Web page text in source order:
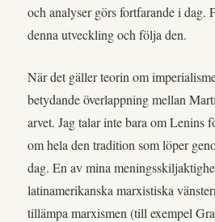
och analyser görs fortfarande i dag.
denna utveckling och följa den.
När det gäller teorin om
betydande överlappning mellan
arvet. Jag talar inte bara om Lenins
om hela den tradition som löper
dag. En av mina
latinamerikanska marxistiska
tillämpa marxismen (till exempel